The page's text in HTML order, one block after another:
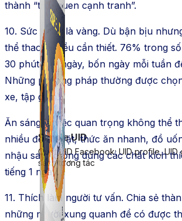
Simple UID
Quét UID Facebook: UID profile, UID
sách tương tác
thành “thói quen cạnh tranh”.
10. Sức khoẻ là vàng. Dù bận bịu
thể thao là điều cần thiết. 76% trong
30 phút mỗi ngày, bốn ngày mỗi tuần
Những phương pháp thường được
xe, tập gym.
Ăn sáng là việc quan trọng không thể
nhiều đồ ăn vặt, thức ăn nhanh, đồ
nhậu say, không dùng các chất kích
tiếng 1 ngày.
11. Thích làm người tư vấn. Chia sẻ
những người xung quanh để có được